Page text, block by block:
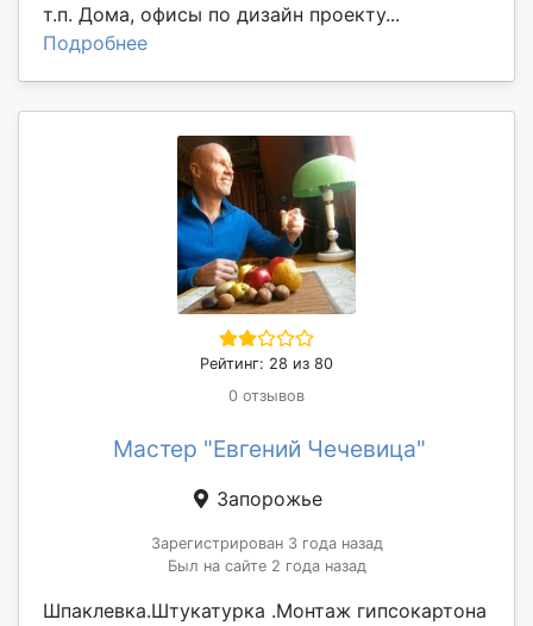
т.п. Дома, офисы по дизайн проекту...
Подробнее
Рейтинг: 28 из 80
0 отзывов
Мастер "Евгений Чечевица"
Запорожье
Зарегистрирован 3 года назад
Был на сайте 2 года назад
Шпаклевка.Штукатурка .Монтаж гипсокартона